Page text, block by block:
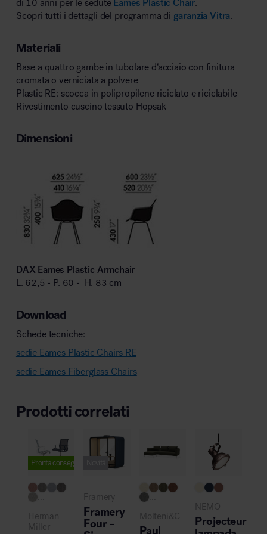
di 10 anni per le sedute Eames Plastic Chair.
Scopri tutti i dettagli del programma di garanzia Vitra.
Materiali
Base a quattro gambe in tubolare d‘acciaio con finitura
cromata o verniciata a polvere
Plastic RE: scocca in polipropilene riciclato e riciclabile
Rivestimento cuscino tessuto Hopsak
Dimensioni
DAX Eames Plastic Armchair
L. 62,5 - P. 60 - H. 83 cm
Download
Schede tecniche:
sedie Eames Plastic Chairs RE
sedie Eames Fiberglass Chairs
Prodotti correlati
Pronta consegna
Herman
Miller
Framery
Framery
Four –
...
Molteni&C
Paul
NEMO
Projecteur